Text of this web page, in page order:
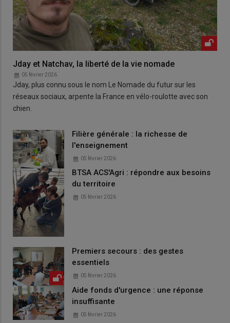
Jday et Natchav, la liberté de la vie nomade
05 février 2026
Jday, plus connu sous le nom Le Nomade du futur sur les
réseaux sociaux, arpente la France en vélo-roulotte avec son
chien.
Filière générale : la richesse de
l'enseignement
05 février 2026
BTSA ACS'Agri : répondre aux besoins
du territoire
05 février 2026
Premiers secours : des gestes
essentiels
05 février 2026
Aide fonds d'urgence : une réponse
insuffisante
05 février 2026